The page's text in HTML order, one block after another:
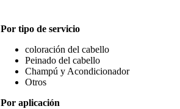
Por tipo de servicio
coloración del cabello
Peinado del cabello
Champú y Acondicionador
Otros
Por aplicación